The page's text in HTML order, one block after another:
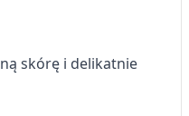
skórę i delikatnie